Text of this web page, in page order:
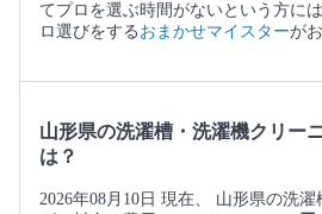
てプロを選ぶ時間がないという方に
ロ選びをする おまかせマイスターが
山形県の洗濯槽・洗濯機クリー
は？
2026年08月10日 現在、 山形県の洗